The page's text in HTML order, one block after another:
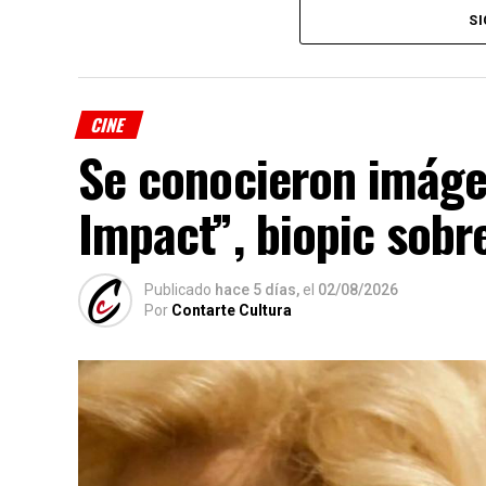
familiares como “Toy Story”, “Minions”,
top 5 (“Obsesión”, “Evil Dead: En
CINE
Se conocieron
Impact”, biopic
Publicado hace 5 días, el 02/08/2026
Por Contarte Cultura